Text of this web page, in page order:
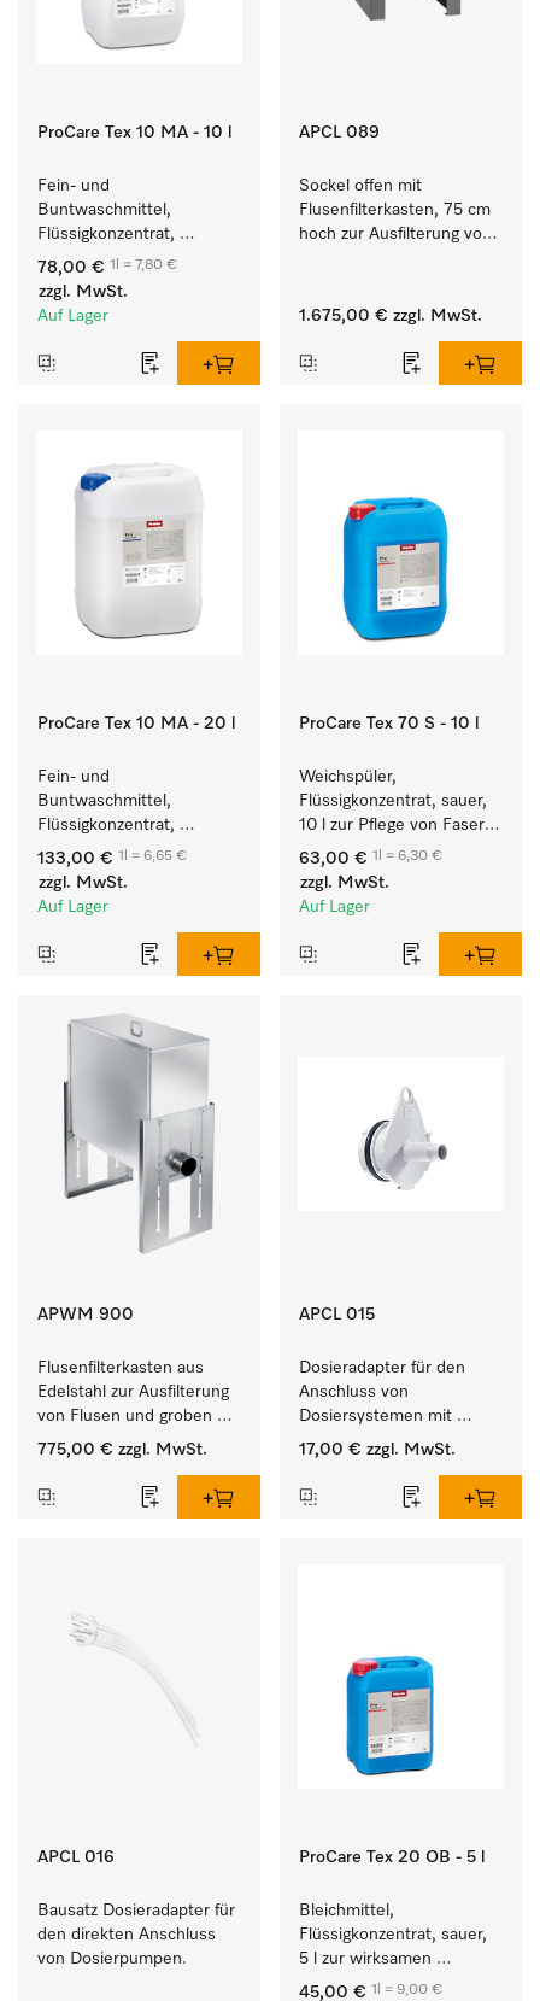
ProCare Tex 10 MA - 10 l
Fein- und
Buntwaschmittel,
Flüssigkonzentrat,
mildalkalisch, 10 l zur
Reinigung von
Buntwäsche und
78,00 € 1l = 7,80 €
zzgl. MwSt.
Auf Lager
APCL 089
Sockel offen mit
Flusenfilterkasten, 75 cm
hoch zur Ausfilterung von
1.675,00 € zzgl. MwSt.
ProCare Tex 10 MA - 20 l
Fein- und
Buntwaschmittel,
Flüssigkonzentrat,
mildalkalisch, 20 l zur
Reinigung von
Buntwäsche und
133,00 € 1l = 6,65 €
zzgl. MwSt.
Auf Lager
ProCare Tex 70 S - 10 l
Weichspüler,
Flüssigkonzentrat, sauer,
10 l zur Pflege von Fasern
für eine langfristige
Geschmeidigkeit der
Textilien.
63,00 € 1l = 6,30 €
zzgl. MwSt.
Auf Lager
APWM 900
Flusenfilterkasten aus
Edelstahl zur Ausfilterung
von Flusen und groben
Partikeln aus der Lauge.
775,00 € zzgl. MwSt.
APCL 015
Dosieradapter für den
Anschluss von
Dosiersystemen mit
Wassereinspülung.
17,00 € zzgl. MwSt.
APCL 016
Bausatz Dosieradapter für
den direkten Anschluss
von Dosierpumpen.
ProCare Tex 20 OB - 5 l
Bleichmittel,
Flüssigkonzentrat, sauer,
5 l zur wirksamen
Entfernung von
45,00 € 1l = 9,00 €